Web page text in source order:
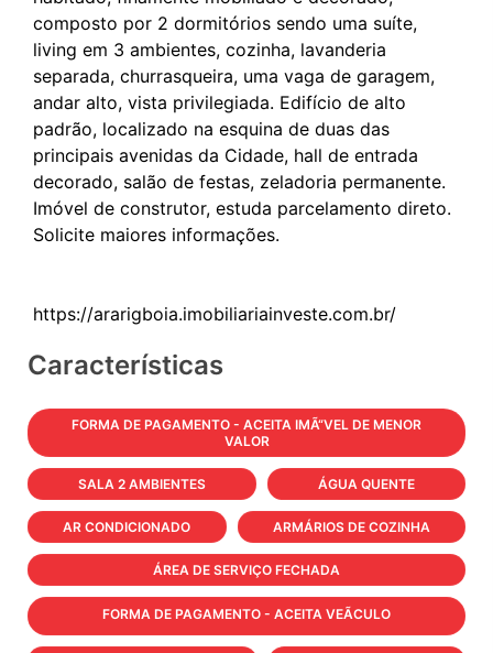
composto por 2 dormitórios sendo uma suíte,
living em 3 ambientes, cozinha, lavanderia
separada, churrasqueira, uma vaga de garagem,
andar alto, vista privilegiada. Edifício de alto
padrão, localizado na esquina de duas das
principais avenidas da Cidade, hall de entrada
decorado, salão de festas, zeladoria permanente.
Imóvel de construtor, estuda parcelamento direto.
Solicite maiores informações.
Características
FORMA DE PAGAMENTO - ACEITA IMÃ“VEL DE MENOR
VALOR
SALA 2 AMBIENTES ÁGUA QUENTE
AR CONDICIONADO ARMÁRIOS DE COZINHA
ÁREA DE SERVIÇO FECHADA
FORMA DE PAGAMENTO - ACEITA VEÃCULO